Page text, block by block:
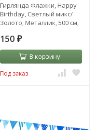
Гирлянда Флажки, Happy
Birthday, Светлый микс/
Золото, Металлик, 500 см,
150 ₽
В корзину
Под заказ